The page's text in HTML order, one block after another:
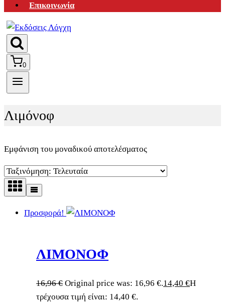
Επικοινωνία
0
Λιμόνοφ
Εμφάνιση του μοναδικού αποτελέσματος
Προσφορά!
ΛΙΜΟΝΟΦ
16,96€ Original price was: 16,96 €.14,40 €Η
τρέχουσα τιμή είναι: 14,40 €.